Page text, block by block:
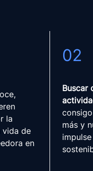
la
vida de
en
02
Buscar
más y